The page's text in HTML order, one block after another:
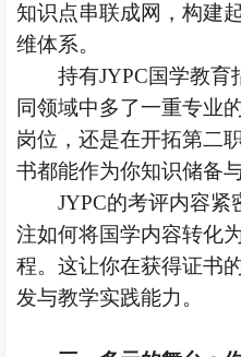
知识点串联成网，构建
维体系。
持有JYPC国学教育
同领域中多了一重专业
岗位，还是在开拓第二
书都能作为你知识储备
JYPC的考评内容紧
注如何将国学内容转化
程。这让你在获得证书
发与教学实践能力。